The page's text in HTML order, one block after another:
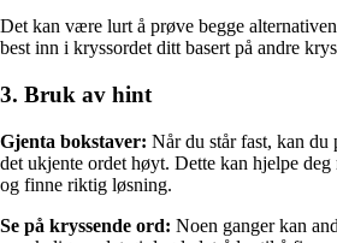
Det kan være lurt å prøve begge
best inn i kryssordet ditt basert på andre
3. Bruk av hint
Gjenta bokstaver: Når du står fast, kan du
det ukjente ordet høyt. Dette kan hjelpe deg
og finne riktig løsning.
Se på kryssende ord: Noen ganger kan